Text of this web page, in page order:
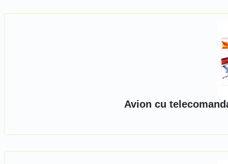
Avion cu